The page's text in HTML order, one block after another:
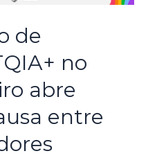
de
no
abre
entre